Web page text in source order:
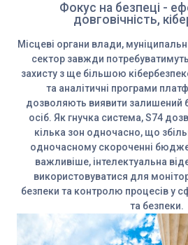
Фокус на безпеці -
довговічність,
Місцеві органи влади,
сектор завжди
захисту з ще більшою
та аналітичні програми
дозволяють виявити залишений
осіб. Як гнучка система, S74
кілька зон одночасно, що
одночасному скороченні
важливіше, інтелектуальна
використовуватися для
безпеки та контролю процесів у
та безпеки.